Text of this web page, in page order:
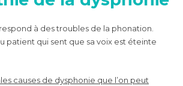
à des troubles de la phonation.
patient qui sent que sa voix est éteinte
causes de dysphonie que l’on peut